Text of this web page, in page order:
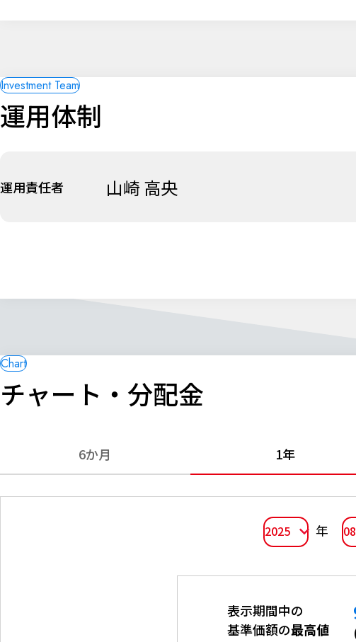
運用体制
運用責任者 山崎 高央
チャート・分配金
6か月 1年
2025 年 08
表示期間中の
基準価額の最高値